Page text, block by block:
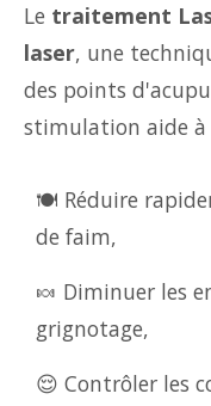
Le traitement
laser, une
des points
stimulation aide à
🍽️ Réduire
de faim,
🍬 Diminuer les
grignotage,
😌 Contrôler les